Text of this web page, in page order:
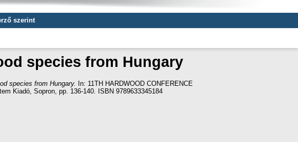
szerint
species from Hungary
species from Hungary.
In: 11TH HARDWOOD CONFERENCE
Kiadó, Sopron, pp. 136-140. ISBN 9789633345184